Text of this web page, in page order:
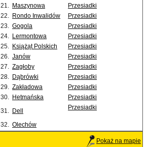
21. Maszynowa
Przesiadki
22. Rondo Inwalidów
Przesiadki
23. Gogola
Przesiadki
24. Lermontowa
Przesiadki
25. Książąt Polskich
Przesiadki
26. Janów
Przesiadki
27. Zagłoby
Przesiadki
28. Dąbrówki
Przesiadki
29. Zakładowa
Przesiadki
30. Hetmańska
Przesiadki
31. Dell Przesiadki
32. Olechów
Pokaż na mapie